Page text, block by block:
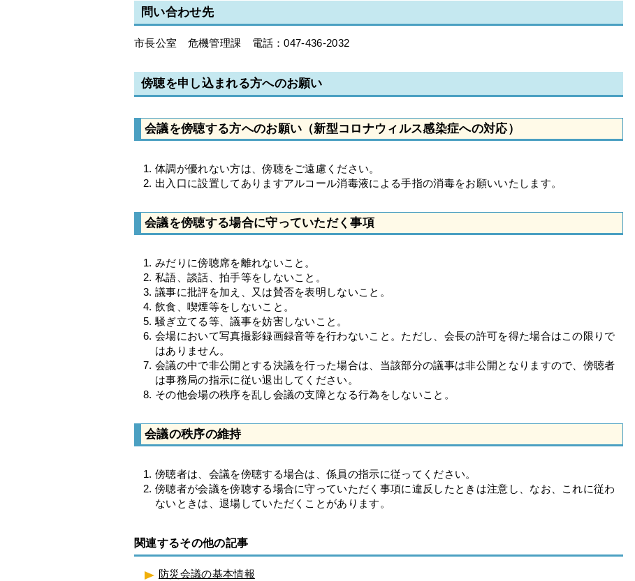
問い合わせ先
市長公室 危機管理課 電話：047-436-2032
傍聴を申し込まれる方へのお願い
会議を傍聴する方へのお願い（新型コロナウィルス感染症への対応）
体調が優れない方は、傍聴をご遠慮ください。
出入口に設置してありますアルコール消毒液による手指の消毒をお願いいたします。
会議を傍聴する場合に守っていただく事項
みだりに傍聴席を離れないこと。
私語、談話、拍手等をしないこと。
議事に批評を加え、又は賛否を表明しないこと。
飲食、喫煙等をしないこと。
騒ぎ立てる等、議事を妨害しないこと。
会場において写真撮影録画録音等を行わないこと。ただし、会長の許可を得た場合はこの限りで
はありません。
会議の中で非公開とする決議を行った場合は、当該部分の議事は非公開となりますので、傍聴者
は事務局の指示に従い退出してください。
その他会場の秩序を乱し会議の支障となる行為をしないこと。
会議の秩序の維持
傍聴者は、会議を傍聴する場合は、係員の指示に従ってください。
傍聴者が会議を傍聴する場合に守っていただく事項に違反したときは注意し、なお、これに従わ
ないときは、退場していただくことがあります。
関連するその他の記事
防災会議の基本情報